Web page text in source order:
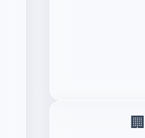
🏢